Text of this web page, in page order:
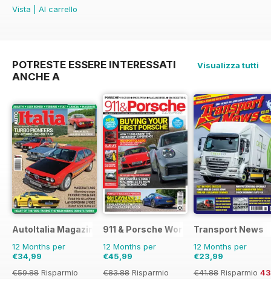
Vista
Al carrello
POTRESTE ESSERE INTERESSATI
ANCHE A
Visualizza tutti
AutoItalia Magazine
12 Months per
€34,99
€59.88 Risparmio
911 & Porsche World
12 Months per
€45,99
€83.88 Risparmio
Transport News
12 Months per
€23,99
€41.88 Risparmio